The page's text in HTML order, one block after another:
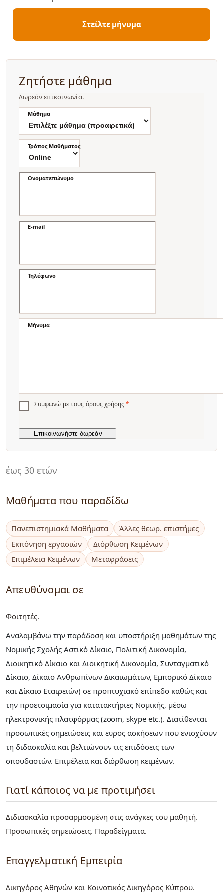
έως 30 ετών
Μαθήματα που παραδίδω
Πανεπιστημιακά Μαθήματα
Άλλες θεωρ. επιστήμες
Εκπόνηση εργασιών
Διόρθωση Κειμένων
Επιμέλεια Κειμένων
Μεταφράσεις
Απευθύνομαι σε
Φοιτητές
Αναλαμβάνω την παράδοση και υποστήριξη μαθημάτων της
Νομικής Σχολής Αστικό Δίκαιο, Πολιτική Δικονομία,
Διοικητικό Δίκαιο και Διοικητική Δικονομία, Συνταγματικό
Δίκαιο, Δίκαιο Ανθρωπίνων Δικαιωμάτων, Εμπορικό Δίκαιο
και Δίκαιο Εταιρειών) σε προπτυχιακό επίπεδο καθώς και
την προετοιμασία για κατατακτήριες Νομικής, μέσω
ηλεκτρονικής πλατφόρμας (zoom, skype etc.). Διατίθενται
προσωπικές σημειώσεις και εύρος ασκήσεων που ενισχύουν
τη διδασκαλία και βελτιώνουν τις επιδόσεις των
σπουδαστών. Επιμέλεια και διόρθωση κειμένων.
Γιατί κάποιος να με προτιμήσει
Διδιασκαλία προσαρμοσμένη στις ανάγκες του μαθητή.
Προσωπικές σημειώσεις. Παραδείγματα.
Επαγγελματική Εμπειρία
Δικηγόρος Αθηνών και Κοινοτικός Δικηγόρος Κύπρου.
Στείλτε μήνυμα
Ζητήστε μάθημα
Δωρεάν επικοινωνία.
Μάθημα
Τρόπος Μαθήματος
Ονοματεπώνυμο
E-mail
Τηλέφωνο
Μήνυμα
Συμφωνώ με τους όρους χρήσης *